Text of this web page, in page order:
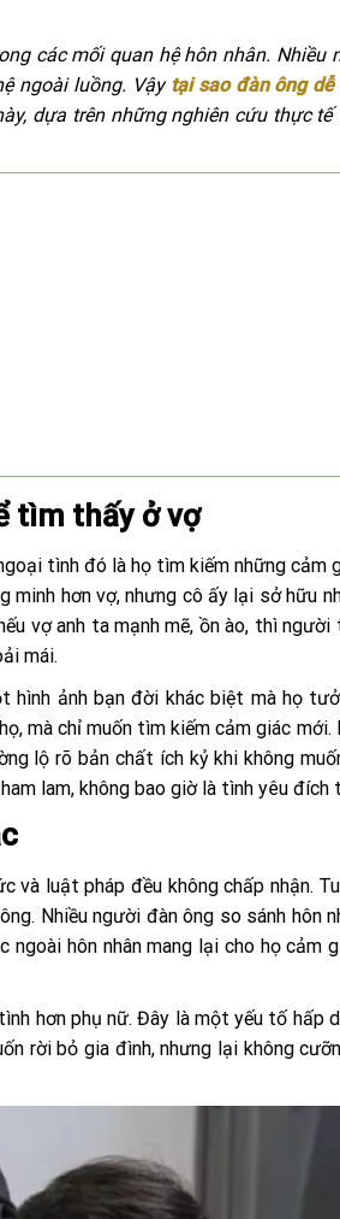
các mối quan hệ hôn nhân. Nhiều
ngoài luồng. Vậy tại sao đàn ông
dựa trên những nghiên cứu thực tế
tìm thấy ở vợ
tình đó là họ tìm kiếm những cảm
hơn vợ, nhưng cô ấy lại sở hữu
vợ anh ta mạnh mẽ, ồn ào, thì
mái.
ảnh bạn đời khác biệt mà họ
mà chỉ muốn tìm kiếm cảm giác
lộ rõ bản chất ích kỷ khi không
lam, không bao giờ là tình yêu đích
luật pháp đều không chấp nhận.
Nhiều người đàn ông so sánh hôn
hôn nhân mang lại cho họ cảm
hơn phụ nữ. Đây là một yếu tố hấp
rời bỏ gia đình, nhưng lại không